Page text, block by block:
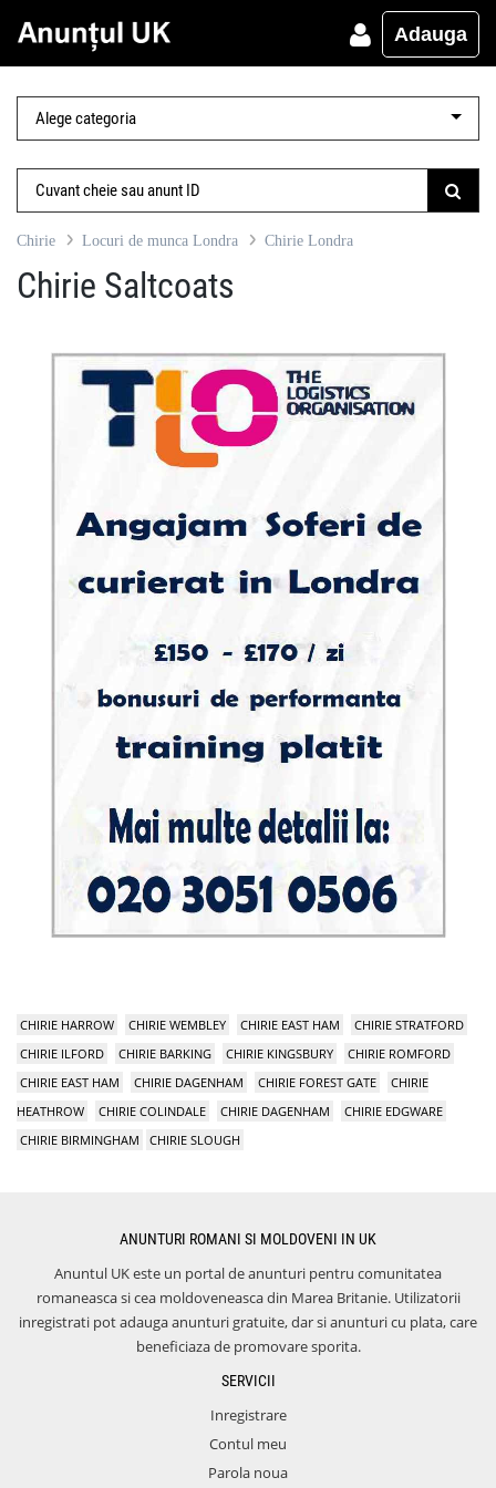
Adauga
Chirie Locuri de munca Londra Chirie Londra
Chirie Saltcoats
CHIRIE HARROW CHIRIE WEMBLEY CHIRIE EAST HAM
CHIRIE STRATFORD
CHIRIE ILFORD
CHIRIE BARKING CHIRIE KINGSBURY
CHIRIE ROMFORD
CHIRIE EAST HAM
CHIRIE DAGENHAM CHIRIE FOREST GATE
CHIRIE
HEATHROW
CHIRIE COLINDALE CHIRIE DAGENHAM
CHIRIE EDGWARE
CHIRIE BIRMINGHAM
CHIRIE SLOUGH
ANUNTURI ROMANI SI MOLDOVENI IN UK
Anuntul UK este un portal de anunturi pentru comunitatea
romaneasca si cea moldoveneasca din Marea Britanie. Utilizatorii
inregistrati pot adauga anunturi gratuite, dar si anunturi cu plata, care
beneficiaza de promovare sporita.
SERVICII
Inregistrare
Contul meu
Parola noua